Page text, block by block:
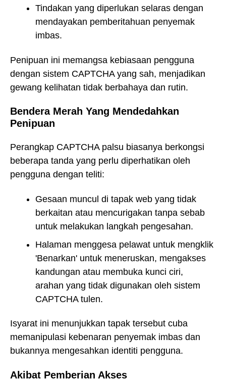
Tindakan yang diperlukan selaras dengan
mendayakan pemberitahuan penyemak
imbas.
Penipuan ini memangsa kebiasaan pengguna
dengan sistem CAPTCHA yang sah, menjadikan
gewang kelihatan tidak berbahaya dan rutin.
Bendera Merah Yang Mendedahkan
Penipuan
Perangkap CAPTCHA palsu biasanya berkongsi
beberapa tanda yang perlu diperhatikan oleh
pengguna dengan teliti:
Gesaan muncul di tapak web yang tidak
berkaitan atau mencurigakan tanpa sebab
untuk melakukan langkah pengesahan.
Halaman menggesa pelawat untuk mengklik
'Benarkan' untuk meneruskan, mengakses
kandungan atau membuka kunci ciri,
arahan yang tidak digunakan oleh sistem
CAPTCHA tulen.
Isyarat ini menunjukkan tapak tersebut cuba
memanipulasi kebenaran penyemak imbas dan
bukannya mengesahkan identiti pengguna.
Akibat Pemberian Akses